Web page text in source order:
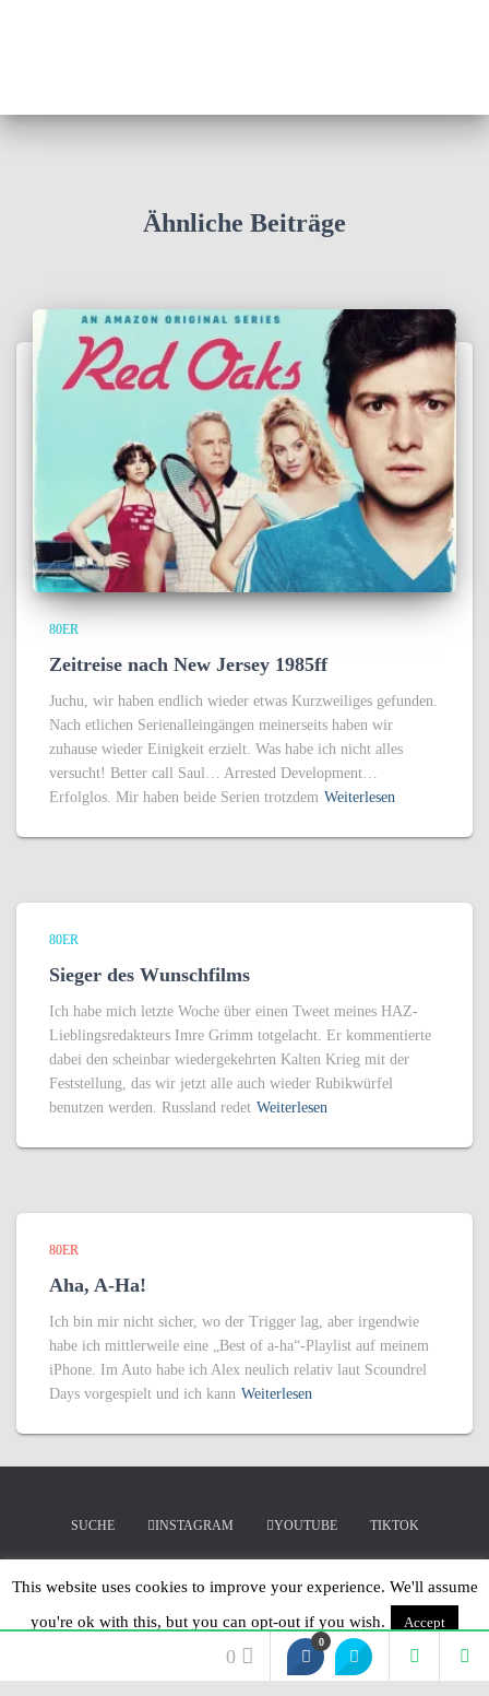
Ähnliche Beiträge
80ER
Zeitreise nach New Jersey 1985ff
Juchu, wir haben endlich wieder etwas Kurzweiliges gefunden.
Nach etlichen Serienalleingängen meinerseits haben wir
zuhause wieder Einigkeit erzielt. Was habe ich nicht alles
versucht! Better call Saul… Arrested Development…
Erfolglos. Mir haben beide Serien trotzdem Weiterlesen
80ER
Sieger des Wunschfilms
Ich habe mich letzte Woche über einen Tweet meines HAZ-
Lieblingsredakteurs Imre Grimm totgelacht. Er kommentierte
dabei den scheinbar wiedergekehrten Kalten Krieg mit der
Feststellung, das wir jetzt alle auch wieder Rubikwürfel
benutzen werden. Russland redet Weiterlesen
80ER
Aha, A-Ha!
Ich bin mir nicht sicher, wo der Trigger lag, aber irgendwie
habe ich mittlerweile eine „Best of a-ha“-Playlist auf meinem
iPhone. Im Auto habe ich Alex neulich relativ laut Scoundrel
Days vorgespielt und ich kann Weiterlesen
SUCHE INSTAGRAM YOUTUBE TIKTOK
LINKEDIN MERCHANDISING
Hestia | Entwickelt vonThemeIsle
This website uses cookies to improve your experience. We'll assume
you're ok with this, but you can opt-out if you wish.
Accept
Read More
0
0